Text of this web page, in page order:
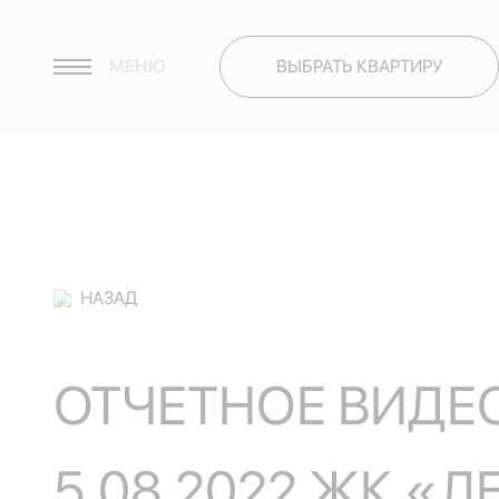
МЕНЮ ВЫБРАТЬ КВАРТИРУ
НАЗАД
ОТЧЕТНОЕ